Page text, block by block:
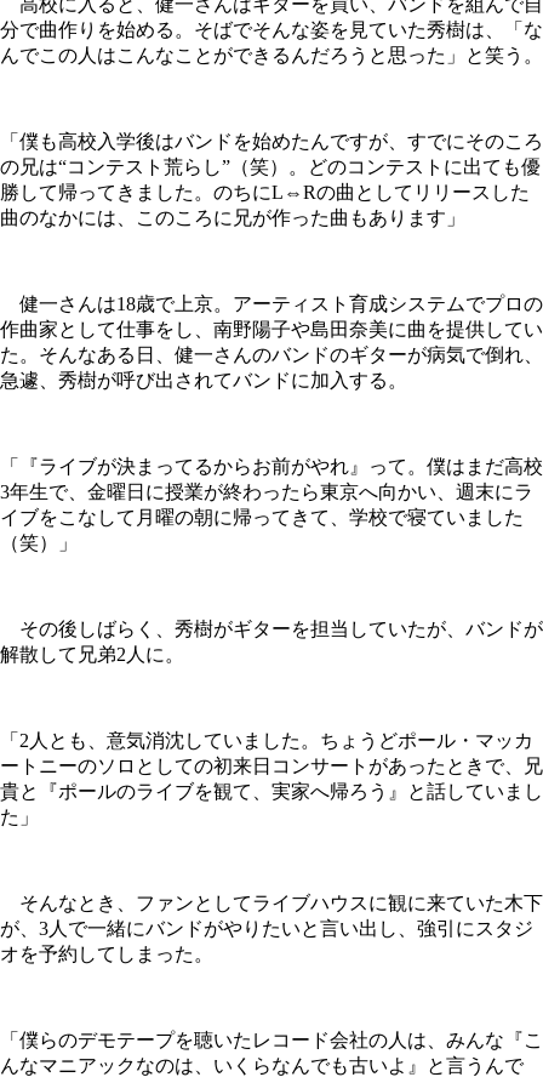
分で曲作りを始める。そばでそんな姿を見ていた秀樹は、「な
んでこの人はこんなことができるんだろうと思った」と笑う。
「僕も高校入学後はバンドを始めたんですが、すでにそのころ
の兄は“コンテスト荒らし”（笑）。どのコンテストに出ても優
勝して帰ってきました。のちにL⇔Rの曲としてリリースした
曲のなかには、このころに兄が作った曲もあります」
健一さんは18歳で上京。アーティスト育成システムでプロの
作曲家として仕事をし、南野陽子や島田奈美に曲を提供してい
た。そんなある日、健一さんのバンドのギターが病気で倒れ、
急遽、秀樹が呼び出されてバンドに加入する。
「『ライブが決まってるからお前がやれ』って。僕はまだ高校
3年生で、金曜日に授業が終わったら東京へ向かい、週末にラ
イブをこなして月曜の朝に帰ってきて、学校で寝ていました
（笑）」
その後しばらく、秀樹がギターを担当していたが、バンドが
解散して兄弟2人に。
「2人とも、意気消沈していました。ちょうどポール・マッカ
ートニーのソロとしての初来日コンサートがあったときで、兄
貴と『ポールのライブを観て、実家へ帰ろう』と話していまし
た」
そんなとき、ファンとしてライブハウスに観に来ていた木下
が、3人で一緒にバンドがやりたいと言い出し、強引にスタジ
オを予約してしまった。
「僕らのデモテープを聴いたレコード会社の人は、みんな『こ
んなマニアックなのは、いくらなんでも古いよ』と言うんで